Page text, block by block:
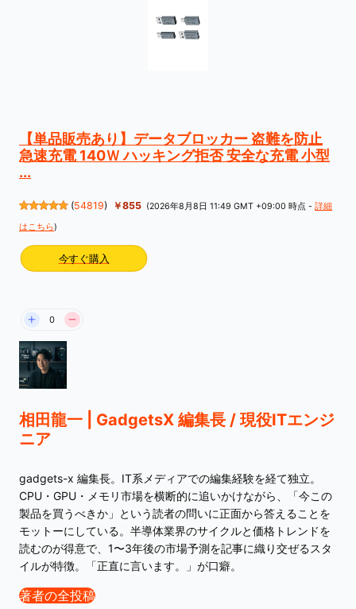
【単品販売あり】データブロッカー 盗難を防止
急速充電 140Ｗ ハッキング拒否 安全な充電 小型
...
(54819) ￥855 (2026年8月8日 11:49 GMT +09:00 時点 -詳細
はこちら)
今すぐ購入
0
相田龍一 | GadgetsX 編集長 / 現役ITエンジ
ニア
gadgets-x 編集長。IT系メディアでの編集経験を経て独立。
CPU・GPU・メモリ市場を横断的に追いかけながら、「今この
製品を買うべきか」という読者の問いに正面から答えることを
モットーにしている。半導体業界のサイクルと価格トレンドを
読むのが得意で、1〜3年後の市場予測を記事に織り交ぜるスタ
イルが特徴。「正直に言います。」が口癖。
著者の全投稿